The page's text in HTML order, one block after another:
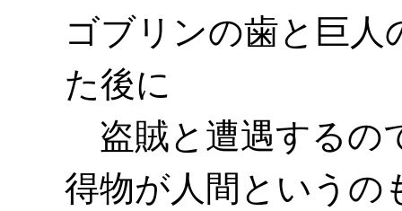
ゴブリンの歯と巨人
た後に
盗賊と遭遇するの
得物が人間というの